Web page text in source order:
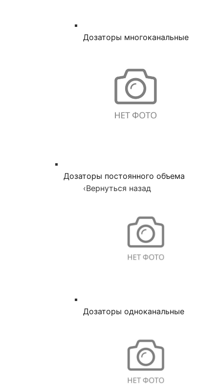
Дозаторы многоканальные
Дозаторы постоянного объема
‹Вернуться назад
Дозаторы одноканальные